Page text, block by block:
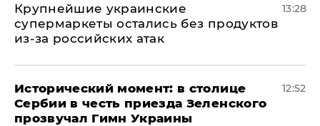
Крупнейшие украинские
супермаркеты остались без продуктов
из-за российских атак
13:28
Исторический момент: в столице
Сербии в честь приезда Зеленского
прозвучал Гимн Украины
12:52